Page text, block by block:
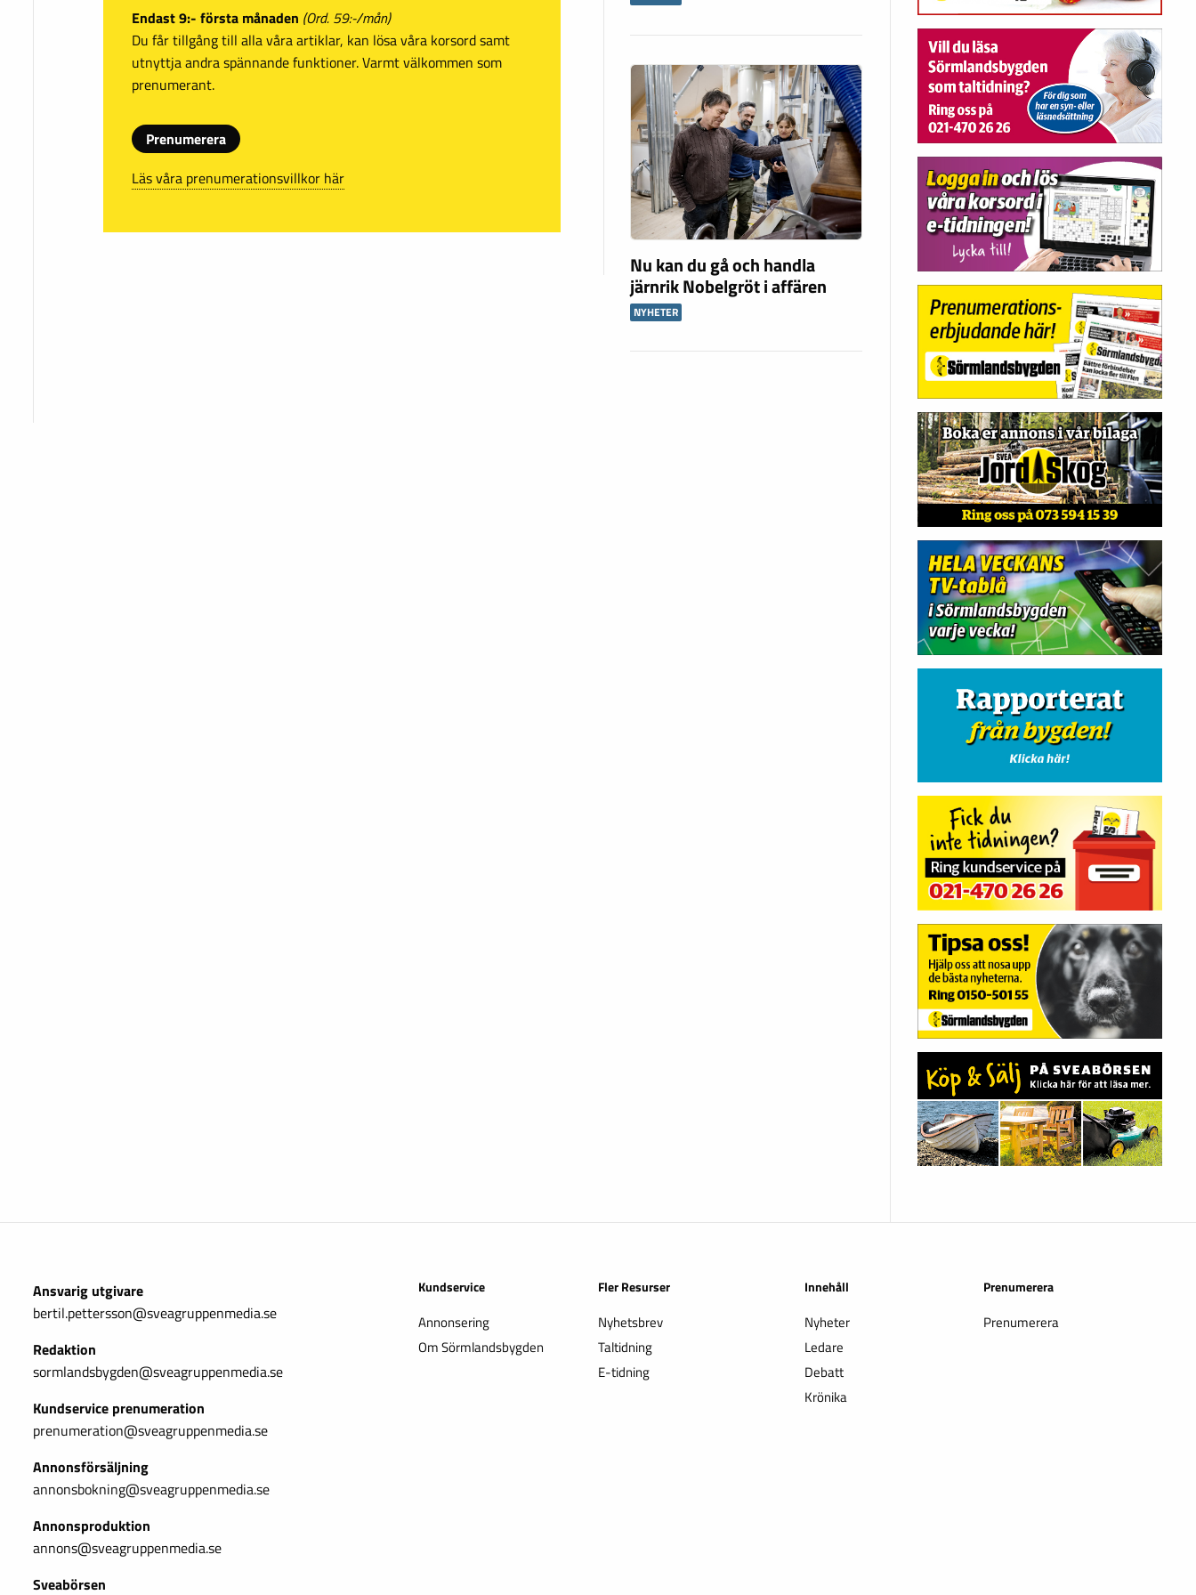
Endast 9:- första månaden (Ord. 59:-/mån)
Du får tillgång till alla våra artiklar, kan lösa våra korsord samt
utnyttja andra spännande funktioner. Varmt välkommen som
prenumerant.
Prenumerera
Läs våra prenumerationsvillkor här
Nu kan du gå och handla
järnrik Nobelgröt i affären
NYHETER
Ansvarig utgivare
bertil.pettersson@sveagruppenmedia.se
Redaktion
sormlandsbygden@sveagruppenmedia.se
Kundservice prenumeration
prenumeration@sveagruppenmedia.se
Annonsförsäljning
annonsbokning@sveagruppenmedia.se
Annonsproduktion
annons@sveagruppenmedia.se
Sveabörsen
Kundservice
Annonsering
Om Sörmlandsbygden
Fler Resurser
Nyhetsbrev
Taltidning
E-tidning
Innehåll
Nyheter
Ledare
Debatt
Krönika
Prenumerera
Prenumerera